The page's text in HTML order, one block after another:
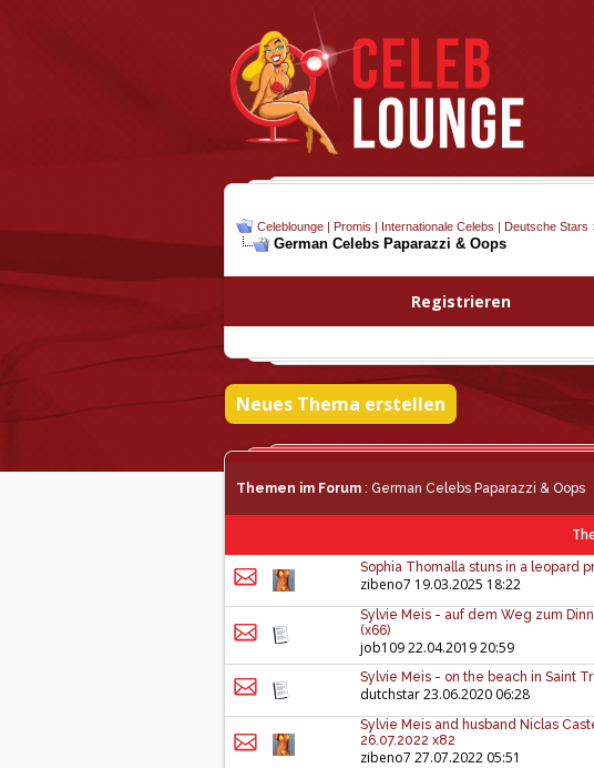
Celeblounge | Promis | Internationale Celebs | Deutsche Stars
German Celebs Paparazzi & Oops
Registrieren
Neues Thema erstellen
Themen im Forum : German Celebs Paparazzi & Oops
Sophia Thomalla stuns in a leopard
zibeno7 19.03.2025 18:22
Sylvie Meis - auf dem Weg zum
(x66)
job10922.04.2019 20:59
Sylvie Meis - on the beach in Saint
dutchstar23.06.2020 06:28
Sylvie Meis and husband Niclas
26.07.2022 x82
zibeno7 27.07.2022 05:51